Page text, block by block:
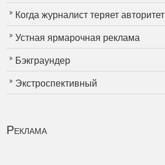
Когда журналист теряет авторитет
Устная ярмарочная реклама
Бэкграундер
Экстроспективный
Реклама